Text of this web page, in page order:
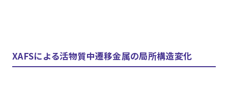
XAFSによる活物質中遷移金属の局所構造変化